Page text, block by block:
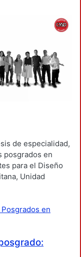
de especialidad,
posgrados en
para el Diseño
Unidad
en